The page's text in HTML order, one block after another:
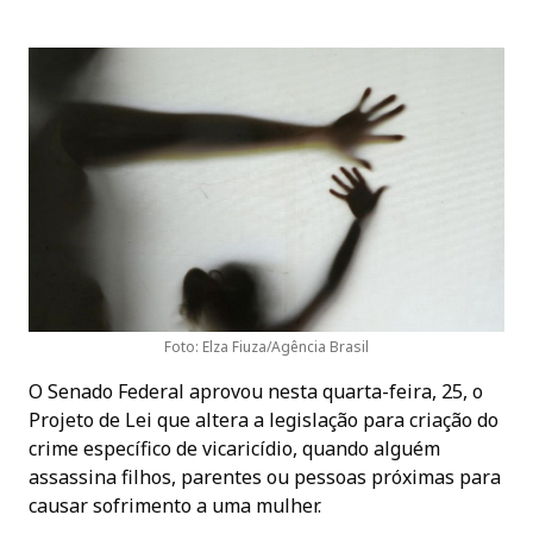
Foto: Elza Fiuza/Agência Brasil
O Senado Federal aprovou nesta quarta-feira, 25, o
Projeto de Lei que altera a legislação para criação do
crime específico de vicaricídio, quando alguém
assassina filhos, parentes ou pessoas próximas para
causar sofrimento a uma mulher.